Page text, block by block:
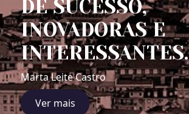
DE SUCESSO,
INOVADORAS E
INTERESSANTES.
Marta Leite Castro
Ver mais